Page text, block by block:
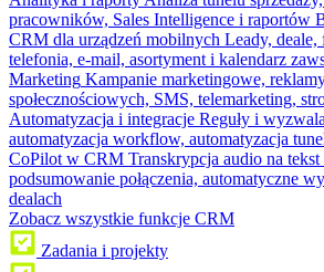
pracowników, Sales Intelligence i raportów
CRM dla urządzeń mobilnych Leady, deale,
telefonia, e-mail, asortyment i kalendarz
Marketing Kampanie marketingowe,
społecznościowych, SMS, telemarketing,
Automatyzacja i integracje Reguły i
automatyzacja workflow, automatyzacja
CoPilot w CRM Transkrypcja audio na tekst
podsumowanie połączenia, automatyczne
dealach
Zobacz wszystkie funkcje CRM
Zadania i projekty